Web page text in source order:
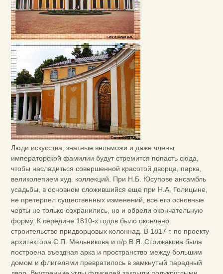
Люди искусства, знатные вельможи и даже члены
императорской фамилии будут стремится попасть сюда,
чтобы насладиться совершенной красотой дворца, парка,
великолепием худ. коллекций. При Н.Б. Юсупове ансамбль
усадьбы, в основном сложившийся еще при Н.А. Голицыне,
не претерпел существенных изменений, все его основные
черты не только сохранились, но и обрели окончательную
форму. К середине 1810-х годов было окончено
строительство придворцовых колоннад. В 1817 г. по проекту
архитектора С.П. Мельникова и п/р В.Я. Стрижакова была
построена въездная арка и пространство между большим
домом и флигелями превратилось в замкнутый парадный